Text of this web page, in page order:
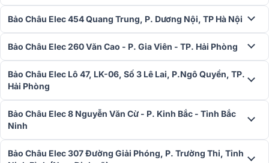
Thiết bị sử dụng linh kiện chất lượng cao, hỗ trợ trở kháng thấp tới 4
Ohm và cho phép tùy chọn độ nhạy đầu vào 0.775V / 1.0V / 1.4V,
mang lại tính linh hoạt khi phối ghép với các thiết bị khác. Hệ thống
tản nhiệt được thiết kế thông minh với hai quạt hút gió lớn và hai
tấm nhôm tản nhiệt, đảm bảo hoạt động ổn định trong thời gian dài.
Bảo Châu Elec 454 Quang Trung, P. Dương Nội, TP Hà Nội
Bảo Châu Elec 260 Văn Cao - P. Gia Viên - TP. Hải Phòng
Bảo Châu Elec Lô 47, LK-06, Số 3 Lê Lai, P.Ngô Quyền, TP.
Hải Phòng
Bảo Châu Elec 8 Nguyễn Văn Cừ - P. Kinh Bắc - Tỉnh Bắc
Ninh
Bảo Châu Elec 307 Đường Giải Phóng, P. Trường Thi, Tỉnh